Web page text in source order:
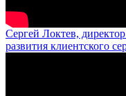
Сергей Локтев,
развития клиентского